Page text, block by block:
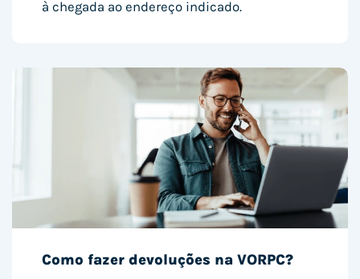
à chegada ao endereço indicado.
Como fazer devoluções na VORPC?